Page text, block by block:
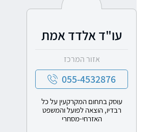
עו"ד אלדד אמת
אזור המרכז
055-4532876
עוסק בתחום המקרקעין על כל
רבדיו, הוצאה לפועל והמשפט
האזרחי-מסחרי